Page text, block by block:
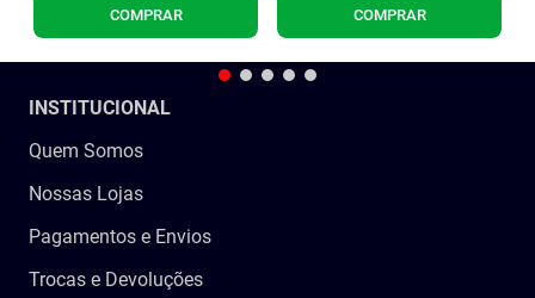
COMPRAR COMPRAR
INSTITUCIONAL
Quem Somos
Nossas Lojas
Pagamentos e Envios
Trocas e Devoluções